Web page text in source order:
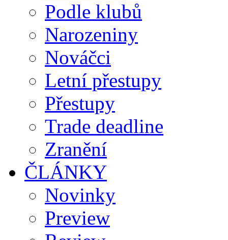
Podle klubů
Narozeniny
Nováčci
Letní přestupy
Přestupy
Trade deadline
Zranění
ČLÁNKY
Novinky
Preview